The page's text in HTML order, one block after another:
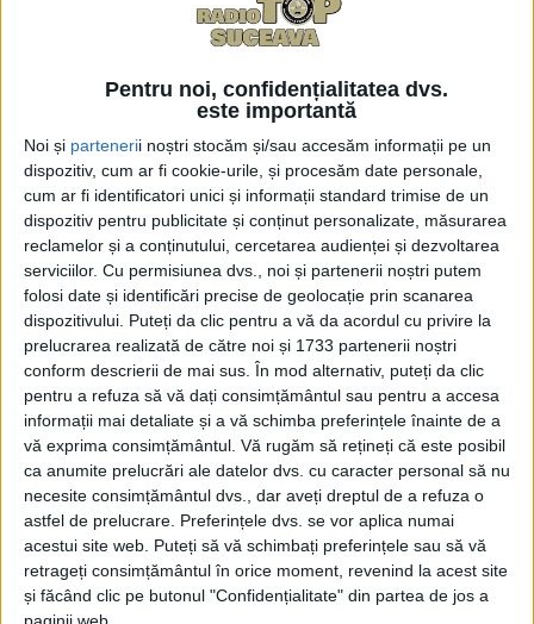
Pentru noi, confidențialitatea dvs.
este importantă
Noi și partenerii noștri stocăm și/sau accesăm informații pe un
dispozitiv, cum ar fi cookie-urile, și procesăm date personale,
cum ar fi identificatori unici și informații standard trimise de un
dispozitiv pentru publicitate și conținut personalizate, măsurarea
reclamelor și a conținutului, cercetarea audienței și dezvoltarea
serviciilor. Cu permisiunea dvs., noi și partenerii noștri putem
folosi date și identificări precise de geolocație prin scanarea
dispozitivului. Puteți da clic pentru a vă da acordul cu privire la
prelucrarea realizată de către noi și 1733 partenerii noștri
conform descrierii de mai sus. În mod alternativ, puteți da clic
pentru a refuza să vă dați consimțământul sau pentru a accesa
informații mai detaliate și a vă schimba preferințele înainte de a
vă exprima consimțământul. Vă rugăm să rețineți că este posibil
ca anumite prelucrări ale datelor dvs. cu caracter personal să nu
necesite consimțământul dvs., dar aveți dreptul de a refuza o
astfel de prelucrare. Preferințele dvs. se vor aplica numai
acestui site web. Puteți să vă schimbați preferințele sau să vă
retrageți consimțământul în orice moment, revenind la acest site
și făcând clic pe butonul "Confidențialitate" din partea de jos a
Viceprimarul Sucevei Lucian Harșovschi a anunțat că
Harșovschi a mai spus că programul de funcționare
este de marți pînă duminică de la 09.00 la 20.00, iar
prețurile sînt următoarele: adulți – 23 lei; elevii,
studenții și pensionarii – cîte 11 lei; copiii cu vîrste
între 5 și 14 ani – 6 lei. Persoanele cu dizabilități au
gratuitate. Numărul maxim de persoane admise în
incinta ștrandului este de 700.
Tags: Lucian Harșovschi Ștrand Ițcani Suceava
Articolesimilare